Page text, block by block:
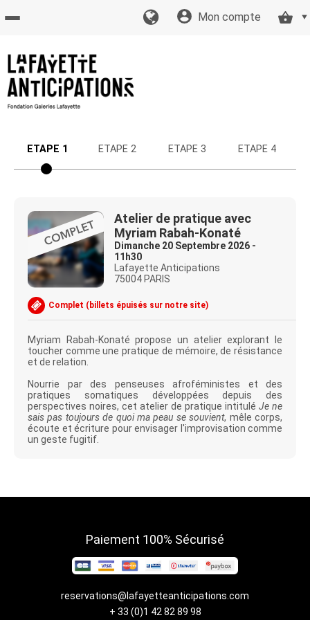
Accueil
billetterie
Mon compte
ETAPE 1 ETAPE 2 ETAPE 3 ETAPE 4
Atelier de pratique avec
Myriam Rabah-Konaté
Dimanche 20 Septembre 2026 -
11h30
Lafayette Anticipations
75004 PARIS
Complet (billets épuisés sur notre site)
Myriam Rabah-Konaté propose un atelier explorant le
toucher comme une pratique de mémoire, de résistance
et de relation.
Nourrie par des penseuses afroféministes et des
pratiques somatiques développées depuis des
perspectives noires, cet atelier de pratique intitulé Je ne
sais pas toujours de quoi ma peau se souvient, mêle corps,
écoute et écriture pour envisager l'improvisation comme
un geste fugitif.
Paiement 100% Sécurisé
reservations@lafayetteanticipations.com
+ 33 (0)1 42 82 89 98